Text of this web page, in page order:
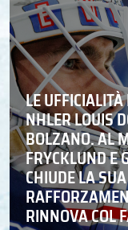
LE UFFICIALITÀ
NHLER LOUIS
BOLZANO. AL
FRYCKLUND E
CHIUDE LA
RINNOVA COL